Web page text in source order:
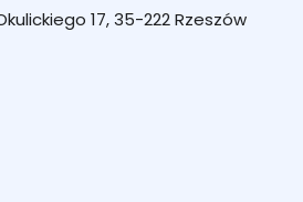
17, 35-222 Rzeszów